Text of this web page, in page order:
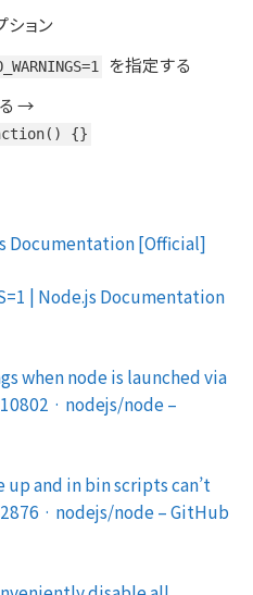
ション
を指定する
→
{}
Documentation [Official]
| Node.js Documentation
when node is launched via
· nodejs/node –
and in bin scripts can’t
· nodejs/node – GitHub